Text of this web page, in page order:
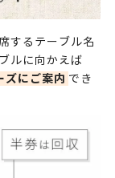
するテーブル名
ルに向かえば
ズにご案内 でき